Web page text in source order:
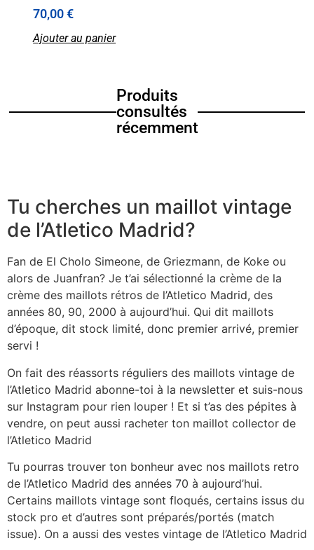
70,00€
Ajouter au panier
Produits
consultés
récemment
Tu cherches un maillot vintage
de l’Atletico Madrid?
Fan de El Cholo Simeone, de Griezmann, de Koke ou
alors de Juanfran? Je t’ai sélectionné la crème de la
crème des maillots rétros de l’Atletico Madrid, des
années 80, 90, 2000 à aujourd’hui. Qui dit maillots
d’époque, dit stock limité, donc premier arrivé, premier
servi !
On fait des réassorts réguliers des maillots vintage de
l’Atletico Madrid abonne-toi à la newsletter et suis-nous
sur Instagram pour rien louper ! Et si t’as des pépites à
vendre, on peut aussi racheter ton maillot collector de
l’Atletico Madrid
Tu pourras trouver ton bonheur avec nos maillots retro
de l’Atletico Madrid des années 70 à aujourd’hui.
Certains maillots vintage sont floqués, certains issus du
stock pro et d’autres sont préparés/portés (match
issue). On a aussi des vestes vintage de l’Atletico Madrid